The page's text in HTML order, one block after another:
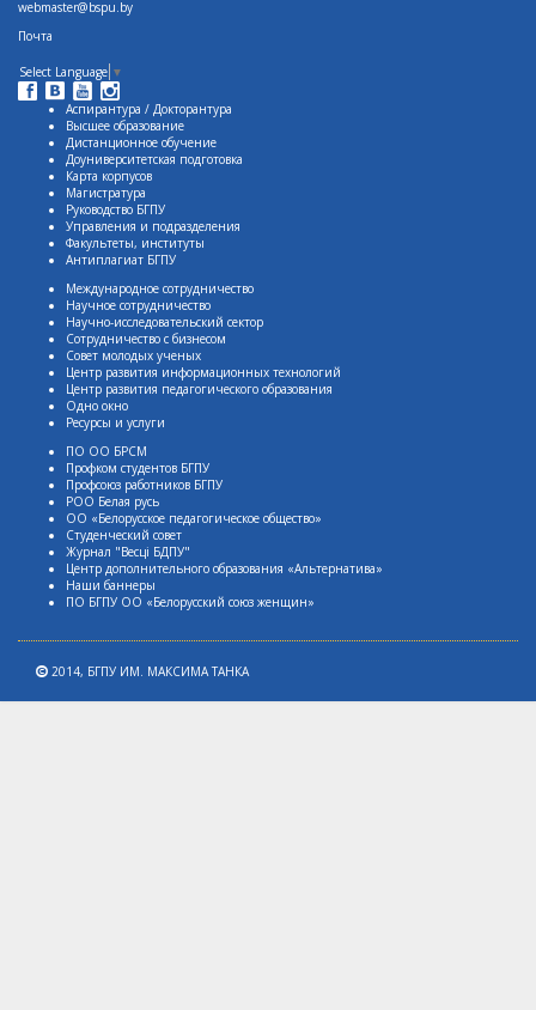
webmaster@bspu.by
Почта
Select Language ▼
Аспирантура / Докторантура
Высшее образование
Дистанционное обучение
Доуниверситетская подготовка
Карта корпусов
Магистратура
Руководство БГПУ
Управления и подразделения
Факультеты, институты
Антиплагиат БГПУ
Международное сотрудничество
Научное сотрудничество
Научно-исследовательский сектор
Сотрудничество с бизнесом
Совет молодых ученых
Центр развития информационных технологий
Центр развития педагогического образования
Одно окно
Ресурсы и услуги
ПО ОО БРСМ
Профком студентов БГПУ
Профсоюз работников БГПУ
РОО Белая русь
ОО «Белорусское педагогическое общество»
Студенческий совет
Журнал "Весцi БДПУ"
Центр дополнительного образования «Альтернатива»
Наши баннеры
ПО БГПУ ОО «Белорусский союз женщин»
2014, БГПУ ИМ. МАКСИМА ТАНКА